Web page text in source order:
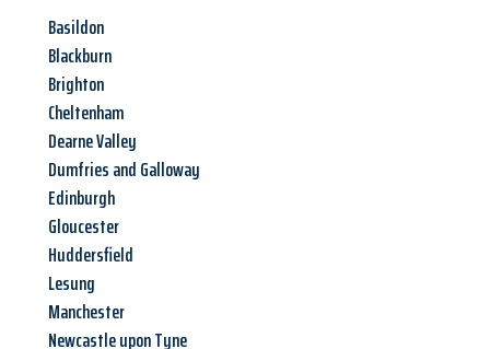
Basildon
Blackburn
Brighton
Cheltenham
Dearne Valley
Dumfries and Galloway
Edinburgh
Gloucester
Huddersfield
Lesung
Manchester
Newcastle upon Tyne